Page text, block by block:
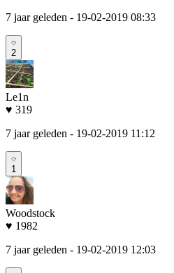
7 jaar geleden - 19-02-2019 08:33
2
Le1n
♥ 319
7 jaar geleden - 19-02-2019 11:12
1
Woodstock
♥ 1982
7 jaar geleden - 19-02-2019 12:03